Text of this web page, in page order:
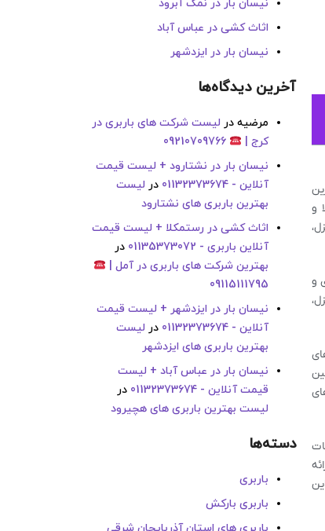
و
و
نیسان بار در نمک آبرود
اثاث کشی در عباس آباد
نیسان بار در ایزدشهر
آخرین دیدگاه‌ها
مرضیه در لیست شرکت های باربری در
کرج |
نیسان بار در نشتارود + لیست قیمت
آنلاین - 01132373674
در لیست
بهترین باربری های نشتارود
اثاث کشی در رستمکلا + لیست قیمت
آنلاین باربری - 01135373072
در
بهترین شرکت های باربری در آمل |
09115111795
نیسان بار در ایزدشهر + لیست قیمت
آنلاین - 01132373674
در لیست
بهترین باربری های ایزدشهر
نیسان بار در عباس آباد + لیست
قیمت آنلاین - 01132373674
در
لیست بهترین باربری های هچیرود
دسته‌ها
باربری
باربری بارکش